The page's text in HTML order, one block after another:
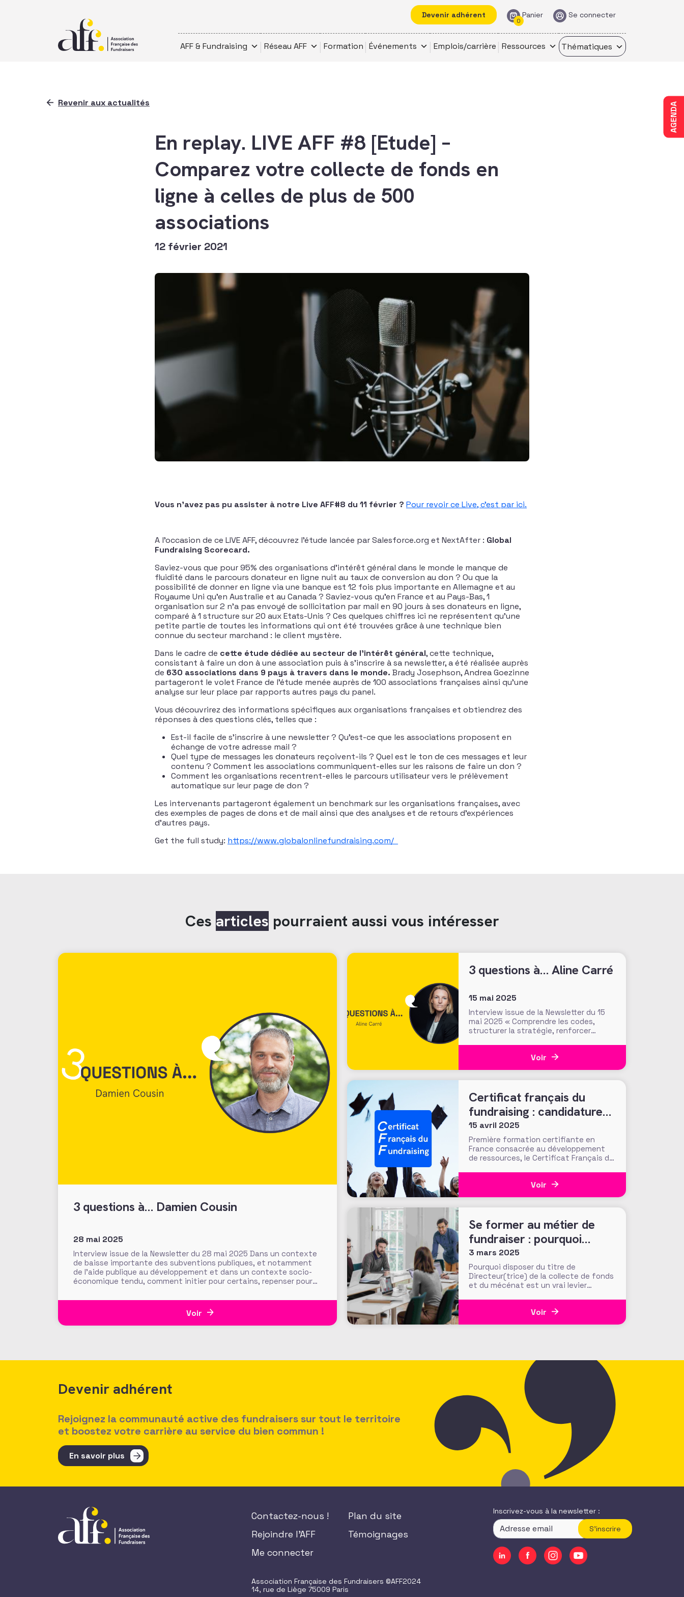
Devenir adhérent Panier
0
Se connecter
AFF & Fundraising Réseau AFF Formation Événements Emplois/carrière Ressources Thématiques
AGENDA
Revenir aux actualités
En replay. LIVE AFF #8 [Etude] –
Comparez votre collecte de fonds en
ligne à celles de plus de 500
associations
12 février 2021
Vous n’avez pas pu assister à notre Live AFF#8 du 11 février ? Pour revoir ce Live, c’est par ici.
A l’occasion de ce LIVE AFF, découvrez l’étude lancée par Salesforce.org et NextAfter : Global
Fundraising Scorecard.
Saviez-vous que pour 95% des organisations d’intérêt général dans le monde le manque de
fluidité dans le parcours donateur en ligne nuit au taux de conversion au don ? Ou que la
possibilité de donner en ligne via une banque est 12 fois plus importante en Allemagne et au
Royaume Uni qu’en Australie et au Canada ? Saviez-vous qu’en France et au Pays-Bas, 1
organisation sur 2 n’a pas envoyé de sollicitation par mail en 90 jours à ses donateurs en ligne,
comparé à 1 structure sur 20 aux Etats-Unis ? Ces quelques chiffres ici ne représentent qu’une
petite partie de toutes les informations qui ont été trouvées grâce à une technique bien
connue du secteur marchand : le client mystère.
Dans le cadre de cette étude dédiée au secteur de l’intérêt général, cette technique,
consistant à faire un don à une association puis à s’inscrire à sa newsletter, a été réalisée auprès
de 630 associations dans 9 pays à travers dans le monde. Brady Josephson, Andrea Goezinne
partageront le volet France de l’étude menée auprès de 100 associations françaises ainsi qu’une
analyse sur leur place par rapports autres pays du panel.
Vous découvrirez des informations spécifiques aux organisations françaises et obtiendrez des
réponses à des questions clés, telles que :
Est-il facile de s’inscrire à une newsletter ? Qu’est-ce que les associations proposent en
échange de votre adresse mail ?
Quel type de messages les donateurs reçoivent-ils ? Quel est le ton de ces messages et leur
contenu ? Comment les associations communiquent-elles sur les raisons de faire un don ?
Comment les organisations recentrent-elles le parcours utilisateur vers le prélèvement
automatique sur leur page de don ?
Les intervenants partageront également un benchmark sur les organisations françaises, avec
des exemples de pages de dons et de mail ainsi que des analyses et de retours d’expériences
d’autres pays.
Get the full study: https://www.globalonlinefundraising.com/
Ces articles pourraient aussi vous intéresser
3 questions à… Damien Cousin
28 mai 2025
Interview issue de la Newsletter du 28 mai 2025 Dans un contexte
de baisse importante des subventions publiques, et notamment
de l’aide publique au développement et dans un contexte socio-
économique tendu, comment initier pour certains, repenser pour
du développement des fonds privés
Voir
3 questions à… Aline Carré
15 mai 2025
Interview issue de la Newsletter du 15
mai 2025 « Comprendre les codes,
structurer la stratégie, renforcer
(FFC), Aline Carré a rejoint le secteur
Voir
Certificat français du
fundraising : candidatures
jusqu’au 31 mai !
15 avril 2025
Première formation certifiante en
France consacrée au développement
de ressources, le Certificat Français du
l’intérêt général ! Mené en
professionnalisation pour vos
stratégies de
Voir
Se former au métier de
fundraiser : pourquoi
obtenir le titre de
Directeur/rice de la
collecte de fonds ?
3 mars 2025
Pourquoi disposer du titre de
Directeur(trice) de la collecte de fonds
et du mécénat est un vrai levier
fonds et du mécénat », délivré par
Voir
Devenir adhérent
Rejoignez la communauté active des fundraisers sur tout le territoire
et boostez votre carrière au service du bien commun !
En savoir plus
Contactez-nous !
Rejoindre l'AFF
Me connecter
Plan du site
Témoignages
Association Française des Fundraisers ©AFF2024
14, rue de Liège 75009 Paris
Inscrivez-vous à la newsletter :
S'inscrire